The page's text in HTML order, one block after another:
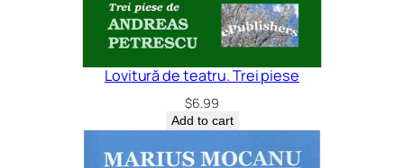
Lovitură de teatru. Trei piese
$6.99
Add to cart